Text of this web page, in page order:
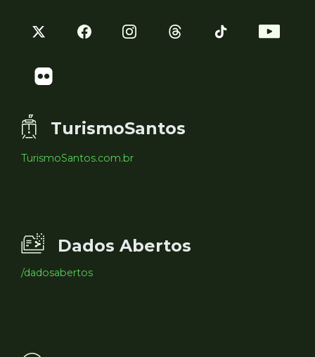
TurismoSantos
TurismoSantos.com.br
Dados Abertos
/dadosabertos